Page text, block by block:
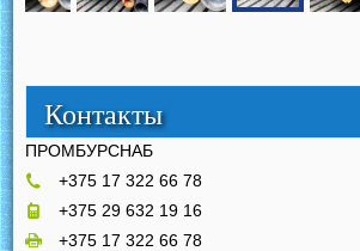
Контакты
ПРОМБУРСНАБ
+375 17 322 66 78
+375 29 632 19 16
+375 17 322 66 78